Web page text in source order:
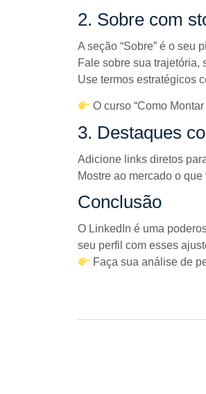
2. Sobre com
A seção “Sobre” é o seu
Fale sobre sua trajetória,
Use termos estratégicos
O curso“Como
3. Destaques
Adicione links diretos
Mostre ao mercado o que
Conclusão
O LinkedIn é uma
seu perfil com esses
Faça sua análise de